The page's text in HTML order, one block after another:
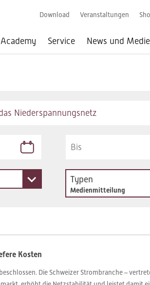
Academy Service News und
Download Veranstaltungen
Typen
Medienmitteilung
Kosten
Die Schweizer Strombranche –